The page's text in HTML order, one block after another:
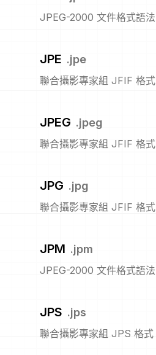
JPEG-2000 文件格式語法
JPE .jpe
聯合攝影專家組 JFIF 格式
JPEG .jpeg
聯合攝影專家組 JFIF 格式
JPG .jpg
聯合攝影專家組 JFIF 格式
JPM .jpm
JPEG-2000 文件格式語法
JPS .jps
聯合攝影專家組 JPS 格式